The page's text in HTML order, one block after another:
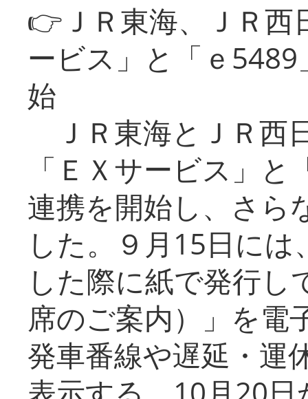
👉ＪＲ東海、ＪＲ
ービス」と「ｅ
始
ＪＲ東海とＪＲ西
「ＥＸサービス」
連携を開始し、さら
した。９月15日に
した際に紙で発行し
席のご案内）」を電
発車番線や遅延・運